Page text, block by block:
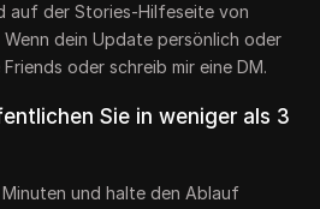
auf der Stories-Hilfeseite von
dein Update persönlich oder
oder schreib mir eine DM.
Sie in weniger als 3
und halte den Ablauf